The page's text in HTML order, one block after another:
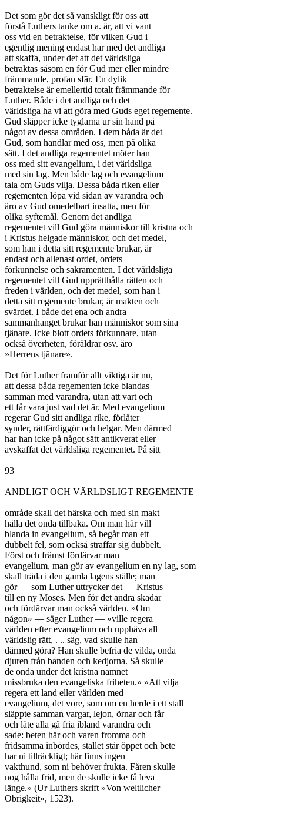
Det som gör det så vanskligt för oss att
förstå Luthers tanke om a. är, att vi vant
oss vid en betraktelse, för vilken Gud i
egentlig mening endast har med det andliga
att skaffa, under det att det världsliga
betraktas såsom en för Gud mer eller mindre
främmande, profan sfär. En dylik
betraktelse är emellertid totalt främmande för
Luther. Både i det andliga och det
världsliga ha vi att göra med Guds eget regemente.
Gud släpper icke tyglarna ur sin hand på
något av dessa områden. I dem båda är det
Gud, som handlar med oss, men på olika
sätt. I det andliga regementet möter han
oss med sitt evangelium, i det världsliga
med sin lag. Men både lag och evangelium
tala om Guds vilja. Dessa båda riken eller
regementen löpa vid sidan av varandra och
äro av Gud omedelbart insatta, men för
olika syftemål. Genom det andliga
regementet vill Gud göra människor till kristna och
i Kristus helgade människor, och det medel,
som han i detta sitt regemente brukar, är
endast och allenast ordet, ordets
förkunnelse och sakramenten. I det världsliga
regementet vill Gud upprätthålla rätten och
freden i världen, och det medel, som han i
detta sitt regemente brukar, är makten och
svärdet. I både det ena och andra
sammanhanget brukar han människor som sina
tjänare. Icke blott ordets förkunnare, utan
också överheten, föräldrar osv. äro
»Herrens tjänare».
Det för Luther framför allt viktiga är nu,
att dessa båda regementen icke blandas
samman med varandra, utan att vart och
ett får vara just vad det är. Med evangelium
regerar Gud sitt andliga rike, förlåter
synder, rättfärdiggör och helgar. Men därmed
har han icke på något sätt antikverat eller
avskaffat det världsliga regementet. På sitt
93
ANDLIGT OCH VÄRLDSLIGT REGEMENTE
område skall det härska och med sin makt
hålla det onda tillbaka. Om man här vill
blanda in evangelium, så begår man ett
dubbelt fel, som också straffar sig dubbelt.
Först och främst fördärvar man
evangelium, man gör av evangelium en ny lag, som
skall träda i den gamla lagens ställe; man
gör — som Luther uttrycker det — Kristus
till en ny Moses. Men för det andra skadar
och fördärvar man också världen. »Om
någon» — säger Luther — »ville regera
världen efter evangelium och upphäva all
världslig rätt, . .. säg, vad skulle han
därmed göra? Han skulle befria de vilda, onda
djuren från banden och kedjorna. Så skulle
de onda under det kristna namnet
missbruka den evangeliska friheten.» »Att vilja
regera ett land eller världen med
evangelium, det vore, som om en herde i ett stall
släppte samman vargar, lejon, örnar och får
och läte alla gå fria ibland varandra och
sade: beten här och varen fromma och
fridsamma inbördes, stallet står öppet och bete
har ni tillräckligt; här finns ingen
vakthund, som ni behöver frukta. Fåren skulle
nog hålla frid, men de skulle icke få leva
länge.» (Ur Luthers skrift »Von weltlicher
Obrigkeit», 1523).